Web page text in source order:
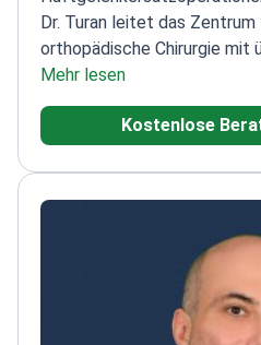
Dr. Turan leitet das
orthopädische Chirurgie mit
robotergestützten
kinematischen Knietechnik
Direktor der TT
Association of North
Journey II
Mehr lesen
Kostenlose